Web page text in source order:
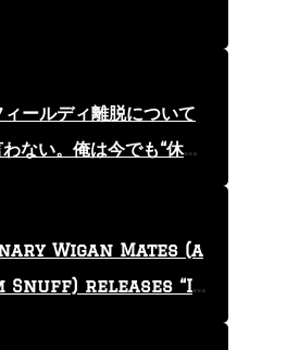
ールディ離脱について
ない。俺は今でも“休
Wigan Mates (a
Snuff) releases “I